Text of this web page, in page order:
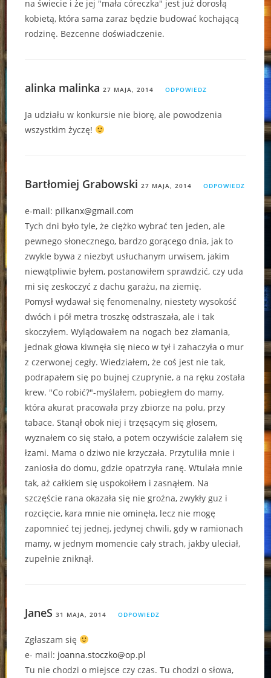
na świecie i że jej "mała córeczka" jest już dorosłą
kobietą, która sama zaraz będzie budować kochającą
rodzinę. Bezcenne doświadczenie.
alinka malinka 27 MAJA, 2014 ODPOWIEDZ
Ja udziału w konkursie nie biorę, ale powodzenia
wszystkim życzę!
Bartłomiej Grabowski 27 MAJA, 2014 ODPOWIEDZ
e-mail: pilkanx@gmail.com
Tych dni było tyle, że ciężko wybrać ten jeden, ale
pewnego słonecznego, bardzo gorącego dnia, jak to
zwykle bywa z niezbyt usłuchanym urwisem, jakim
niewątpliwie byłem, postanowiłem sprawdzić, czy uda
mi się zeskoczyć z dachu garażu, na ziemię.
Pomysł wydawał się fenomenalny, niestety wysokość
dwóch i pół metra troszkę odstraszała, ale i tak
skoczyłem. Wylądowałem na nogach bez złamania,
jednak głowa kiwnęła się nieco w tył i zahaczyła o mur
z czerwonej cegły. Wiedziałem, że coś jest nie tak,
podrapałem się po bujnej czuprynie, a na ręku została
krew. "Co robić?"-myślałem, pobiegłem do mamy,
która akurat pracowała przy zbiorze na polu, przy
tabace. Stanął obok niej i trzęsącym się głosem,
wyznałem co się stało, a potem oczywiście zalałem się
łzami. Mama o dziwo nie krzyczała. Przytuliła mnie i
zaniosła do domu, gdzie opatrzyła ranę. Wtulała mnie
tak, aż całkiem się uspokoiłem i zasnąłem. Na
szczęście rana okazała się nie groźna, zwykły guz i
rozcięcie, kara mnie nie ominęła, lecz nie mogę
zapomnieć tej jednej, jedynej chwili, gdy w ramionach
mamy, w jednym momencie cały strach, jakby uleciał,
zupełnie zniknął.
JaneS 31 MAJA, 2014 ODPOWIEDZ
Zgłaszam się
e- mail: joanna.stoczko@op.pl
Tu nie chodzi o miejsce czy czas. Tu chodzi o słowa,